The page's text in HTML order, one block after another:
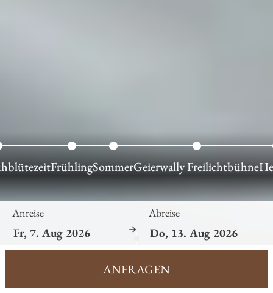
FrühlingSommerGeierwally Freilichtbühne
Anreise Abreise
ANFRAGEN